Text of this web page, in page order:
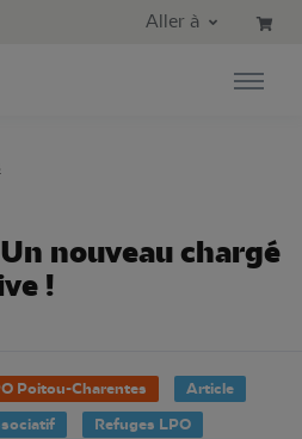
Aller au menu principal
Aller à
nouveau chargé
!
Poitou-Charentes
Article
Refuges LPO